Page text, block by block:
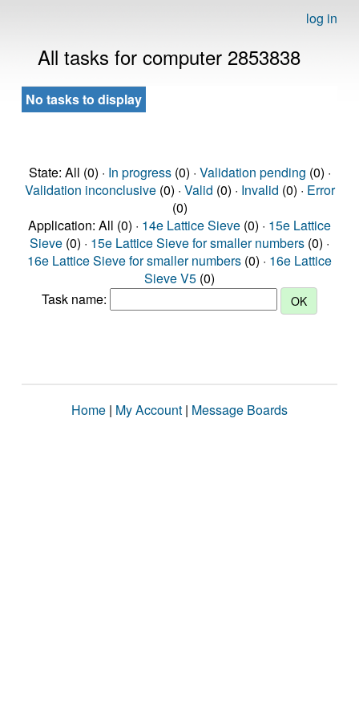
log in
All tasks for computer 2853838
No tasks to display
State: All (0) · In progress(0) · Validation pending (0) ·
Validation inconclusive(0) · Valid (0) · Invalid (0) · Error
(0)
Application: All (0) · 14e Lattice Sieve (0) · 15e Lattice
Sieve (0) · 15e Lattice Sieve for smaller numbers (0) ·
16e Lattice Sieve for smaller numbers (0) · 16e Lattice
Sieve V5 (0)
Task name:
Home | My Account | Message Boards